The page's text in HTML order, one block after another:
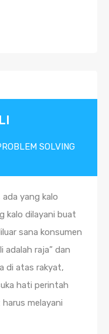
SOLVING
yang kalo
kalo dilayani buat
sana konsumen
adalah raja” dan
di atas rakyat,
hati perintah
melayani